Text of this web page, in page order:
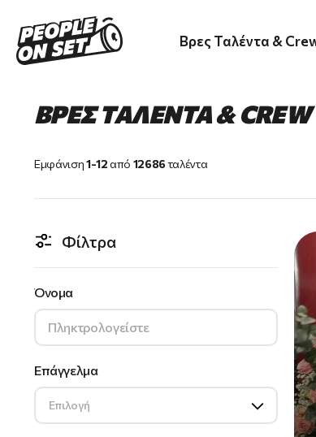
main
content
Βρες Ταλέντα &
ΒΡΕΣ ΤΑΛΕΝΤΑ & CREW
Εμφάνιση1-12από 12686ταλέντα
Φίλτρα
Όνομα
Επάγγελμα
Επιλογή